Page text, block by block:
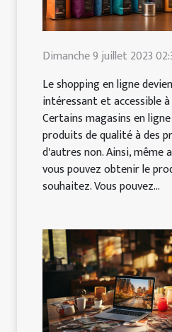
Dimanche 9 juillet 2023
Le shopping en ligne
intéressant et accessible
Certains magasins en
produits de qualité à des
d'autres non. Ainsi, même
vous pouvez obtenir le
souhaitez. Vous pouvez...